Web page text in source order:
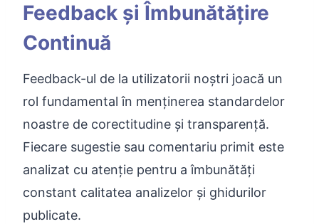
Feedback și Îmbunătățire
Continuă
Feedback-ul de la utilizatorii noștri joacă un
rol fundamental în menținerea standardelor
noastre de corectitudine și transparență.
Fiecare sugestie sau comentariu primit este
analizat cu atenție pentru a îmbunătăți
constant calitatea analizelor și ghidurilor
publicate.